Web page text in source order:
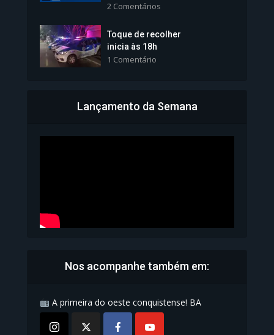
1.101 Modos de exibição
Bahia inicia emissão da
2 Comentários
Toque de recolher
inicia às 18h
1 Comentário
Lançamento da Semana
Nos acompanhe também em:
A primeira do oeste conquistense! BA